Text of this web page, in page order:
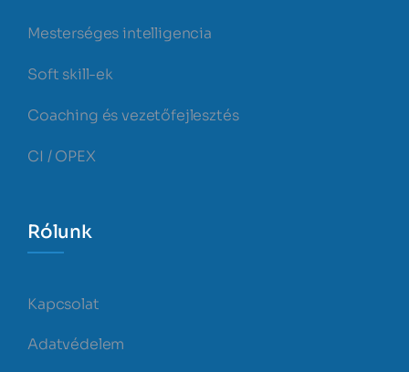
Mesterséges intelligencia
Soft skill-ek
Coaching és vezetőfejlesztés
CI / OPEX
Rólunk
Kapcsolat
Adatvédelem